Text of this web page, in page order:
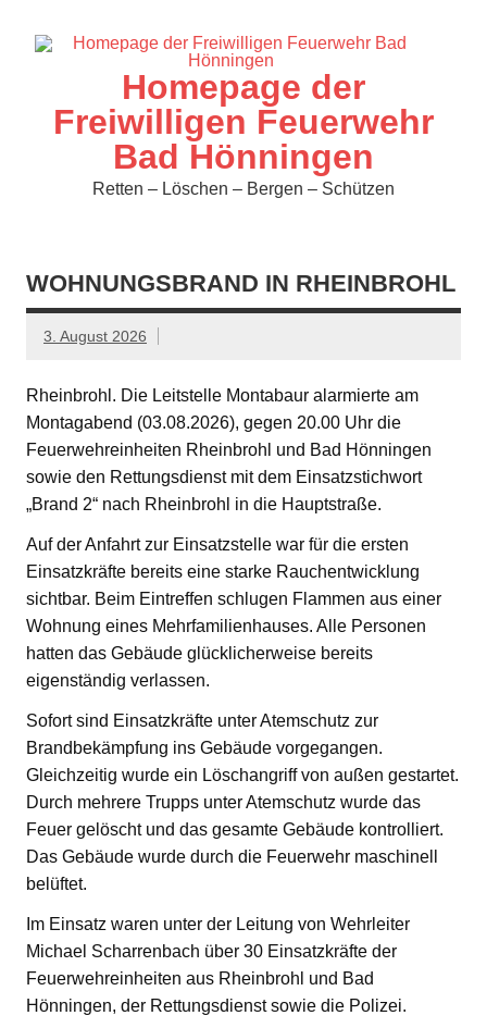
springen
Homepage der
Freiwilligen Feuerwehr
Bad Hönningen
Retten – Löschen – Bergen – Schützen
WOHNUNGSBRAND IN RHEINBROHL
3. August 2026
Rheinbrohl. Die Leitstelle Montabaur alarmierte am
Montagabend (03.08.2026), gegen 20.00 Uhr die
Feuerwehreinheiten Rheinbrohl und Bad Hönningen
sowie den Rettungsdienst mit dem Einsatzstichwort
„Brand 2“ nach Rheinbrohl in die Hauptstraße.
Auf der Anfahrt zur Einsatzstelle war für die ersten
Einsatzkräfte bereits eine starke Rauchentwicklung
sichtbar. Beim Eintreffen schlugen Flammen aus einer
Wohnung eines Mehrfamilienhauses. Alle Personen
hatten das Gebäude glücklicherweise bereits
eigenständig verlassen.
Sofort sind Einsatzkräfte unter Atemschutz zur
Brandbekämpfung ins Gebäude vorgegangen.
Gleichzeitig wurde ein Löschangriff von außen gestartet.
Durch mehrere Trupps unter Atemschutz wurde das
Feuer gelöscht und das gesamte Gebäude kontrolliert.
Das Gebäude wurde durch die Feuerwehr maschinell
belüftet.
Im Einsatz waren unter der Leitung von Wehrleiter
Michael Scharrenbach über 30 Einsatzkräfte der
Feuerwehreinheiten aus Rheinbrohl und Bad
Hönningen, der Rettungsdienst sowie die Polizei.